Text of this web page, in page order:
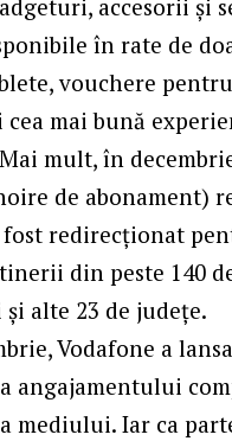
accesorii și
în rate de
vouchere
mai bună
mult, în
de abonament)
redirecționat
din peste 140
alte 23 de județe.
Vodafone a
angajamentului
mediului. Iar ca